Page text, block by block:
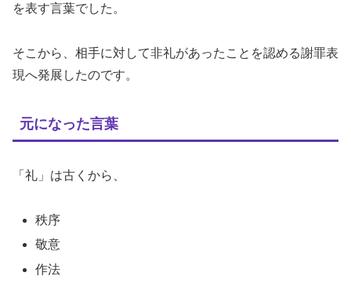
を表す言葉でした。
そこから、相手に対して非礼があったことを認める謝罪表
現へ発展したのです。
元になった言葉
「礼」は古くから、
秩序
敬意
作法